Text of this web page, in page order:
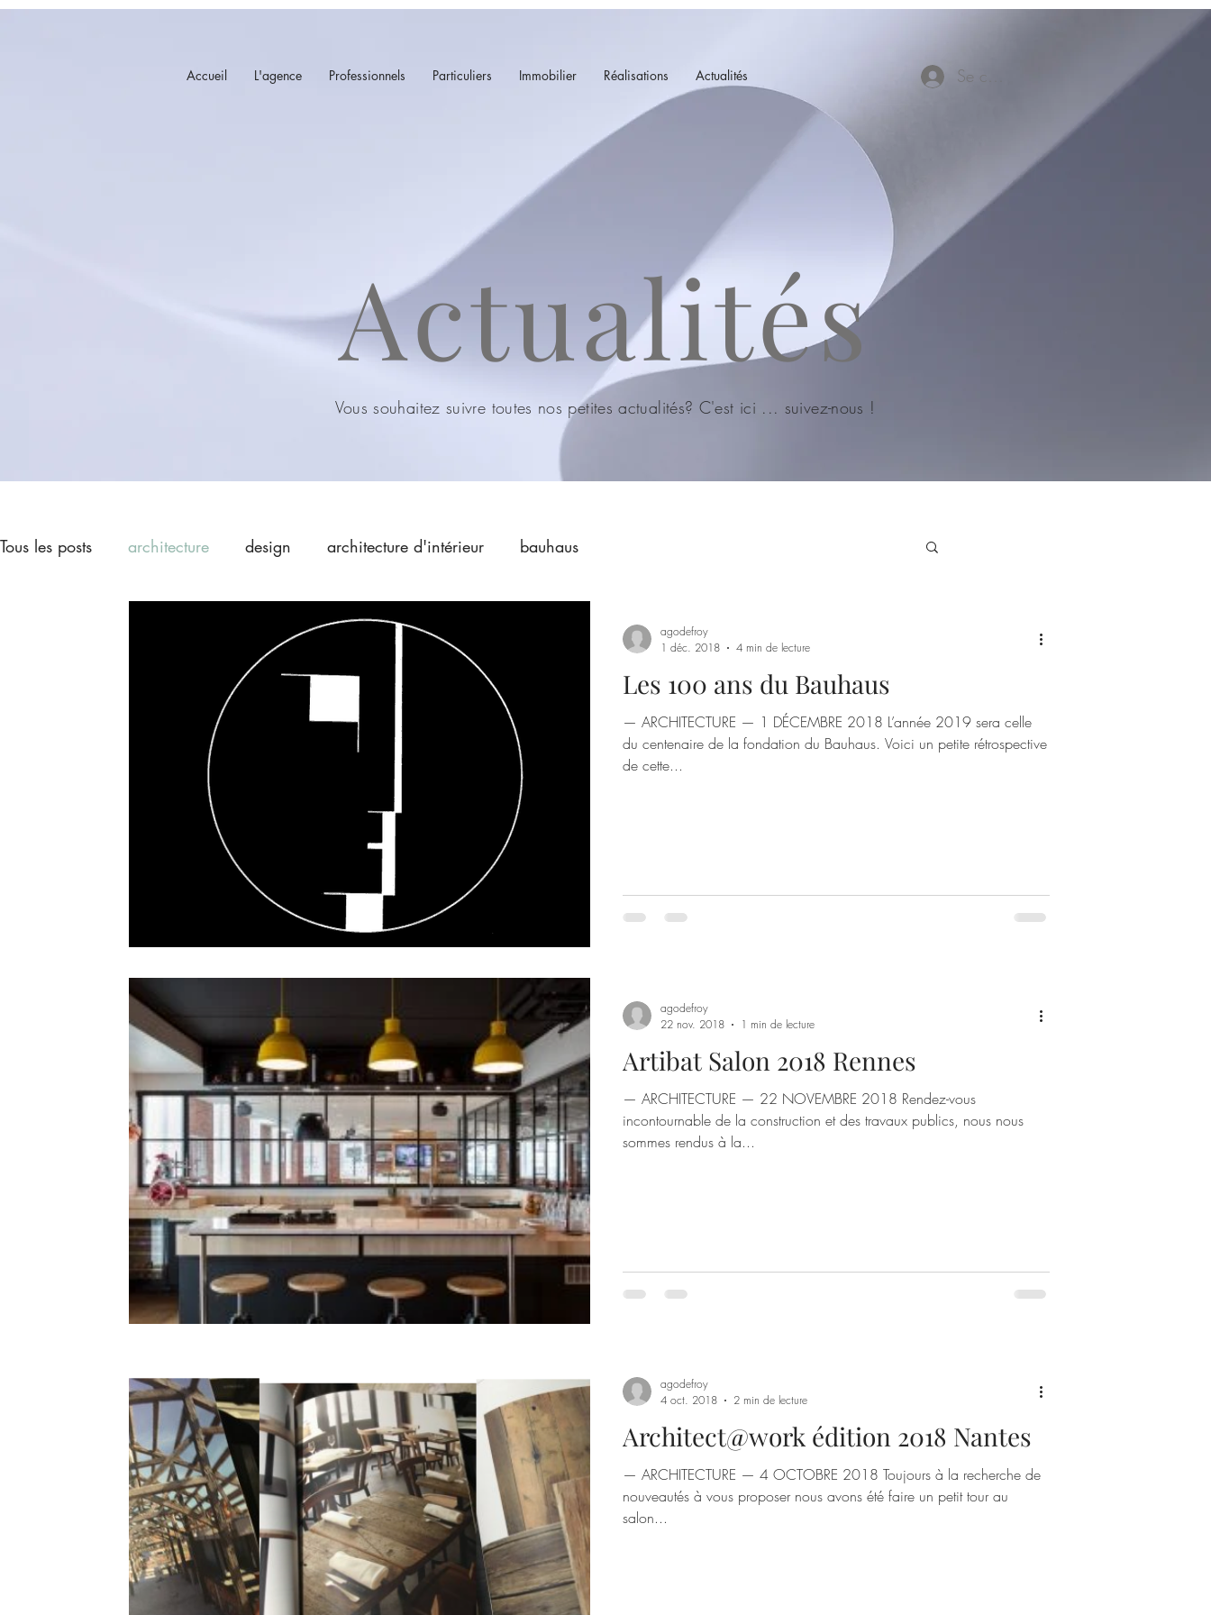
Accueil L'agence Professionnels Particuliers Immobilier Réalisations Actualités Se connecter
Actualités
Vous souhaitez suivre toutes nos petites actualités? C'est ici ... suivez-nous !
Tous les posts architecture design architecture d'intérieur bauhaus
Les 100 ans du Bauhaus
— ARCHITECTURE — 1 DÉCEMBRE 2018 L’année 2019 sera celle
du centenaire de la fondation du Bauhaus. Voici un petite rétrospective
de cette...
agodefroy
1 déc. 2018
4 min de lecture
Artibat Salon 2018 Rennes
— ARCHITECTURE — 22 NOVEMBRE 2018 Rendez-vous
incontournable de la construction et des travaux publics, nous nous
sommes rendus à la...
agodefroy
22 nov. 2018
1 min de lecture
Architect@work édition 2018 Nantes
— ARCHITECTURE — 4 OCTOBRE 2018 Toujours à la recherche de
nouveautés à vous proposer nous avons été faire un petit tour au
salon...
agodefroy
4 oct. 2018
2 min de lecture